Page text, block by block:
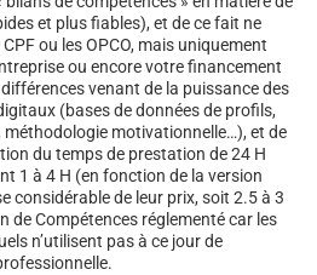
et plus fiables), et de ce fait ne
ou les OPCO, mais uniquement
ou encore votre financement
venant de la puissance des
(bases de données de profils,
méthodologie motivationnelle…), et de
du temps de prestation de 24 H
1 à 4 H (en fonction de la version
considérable de leur prix, soit 2.5 à 3
de Compétences réglementé car les
n’utilisent pas à ce jour de